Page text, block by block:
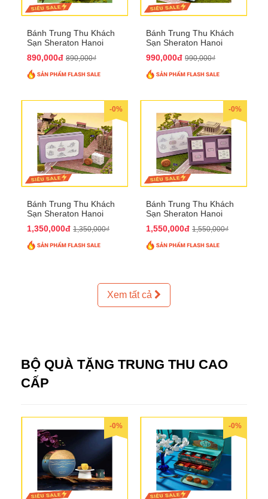
Bánh Trung Thu Khách
Sạn Sheraton Hanoi
890,000đ 890,000₫
Bánh Trung Thu Khách
Sạn Sheraton Hanoi
990,000đ 990,000₫
-0%
Bánh Trung Thu Khách
Sạn Sheraton Hanoi
1,350,000đ 1,350,000₫
-0%
Bánh Trung Thu Khách
Sạn Sheraton Hanoi
1,550,000đ 1,550,000₫
Xem tất cả
BỘ QUÀ TẶNG TRUNG THU CAO
CẤP
-0% -0%